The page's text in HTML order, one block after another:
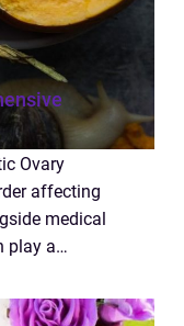
Ovary
affecting
medical
play a
In this